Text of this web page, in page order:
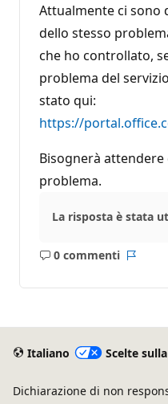
n
Attualmente ci sono
dello stesso
che ho controllato,
problema del
stato qui:
https://
Bisognerà
problema.
La risposta è stata
0 commenti
Nessun
Italiano Scelte
Dichiarazione di non